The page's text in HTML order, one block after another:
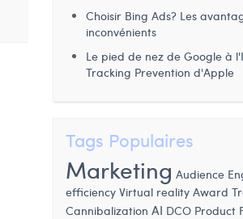
Choisir Bing Ads? Les
inconvénients
Le pied de nez de Google à
Tracking Prevention d'Apple
Tags Populaires
Marketing Audience
efficiency Virtual reality Award
Cannibalization AI DCO Product